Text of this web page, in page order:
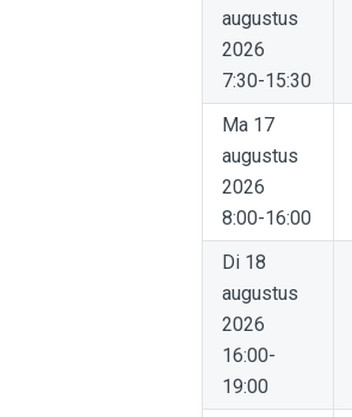
augustus
2026
7:30-15:30
Ma 17
augustus
2026
8:00-16:00
Di 18
augustus
2026
16:00-
19:00